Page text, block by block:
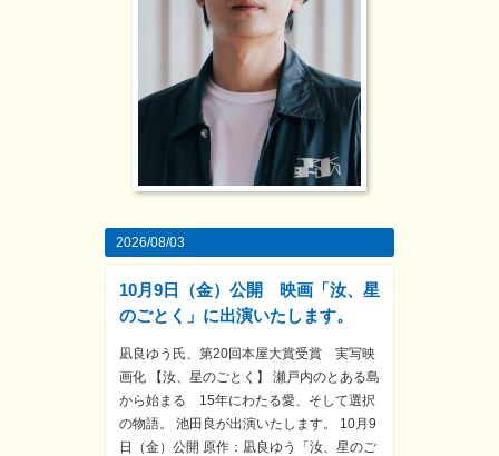
2026/08/03
10月9日（金）公開 映画「汝、星
のごとく」に出演いたします。
凪良ゆう氏、第20回本屋大賞受賞 実写映
画化 【汝、星のごとく】 瀬戸内のとある島
から始まる 15年にわたる愛、そして選択
の物語。 池田良が出演いたします。 10月9
日（金）公開 原作：凪良ゆう「汝、星のご